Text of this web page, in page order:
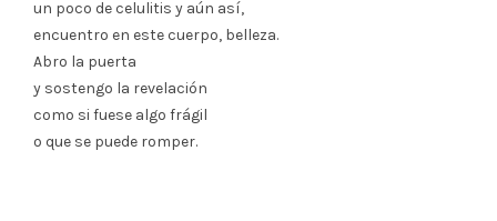
un poco de celulitis y aún así,
encuentro en este cuerpo, belleza.
Abro la puerta
y sostengo la revelación
como si fuese algo frágil
o que se puede romper.